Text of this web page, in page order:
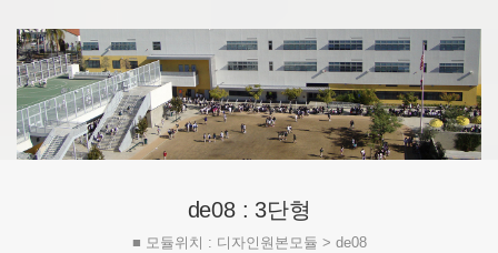
de08 : 3단형
■ 모듈위치 : 디자인원본모듈 > de08